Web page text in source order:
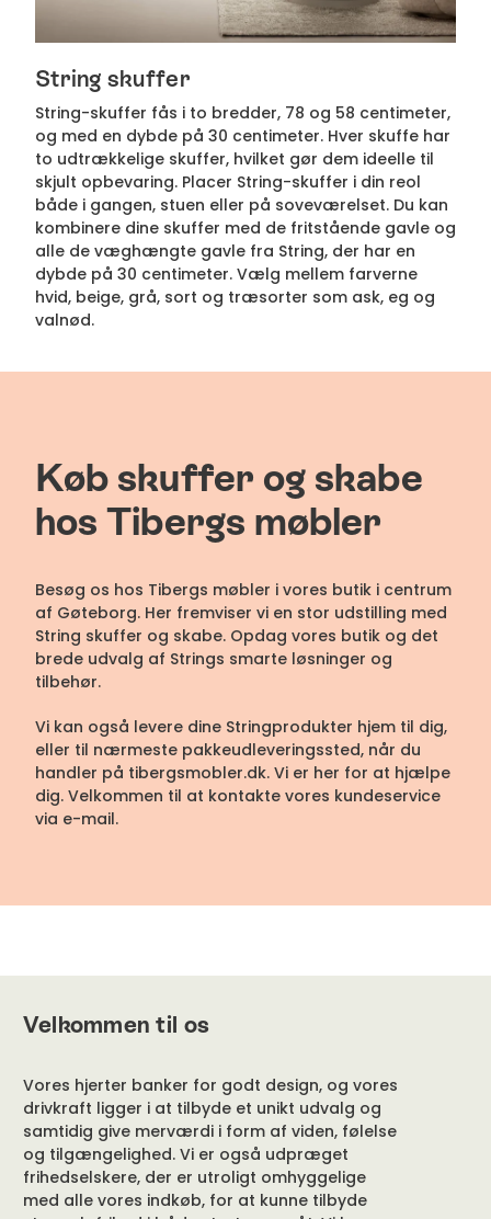
String skuffer
String-skuffer fås i to bredder, 78 og 58 centimeter,
og med en dybde på 30 centimeter. Hver skuffe har
to udtrækkelige skuffer, hvilket gør dem ideelle til
skjult opbevaring. Placer String-skuffer i din reol
både i gangen, stuen eller på soveværelset. Du kan
kombinere dine skuffer med de fritstående gavle og
alle de væghængte gavle fra String, der har en
dybde på 30 centimeter. Vælg mellem farverne
hvid, beige, grå, sort og træsorter som ask, eg og
valnød.
Køb skuffer og skabe
hos Tibergs møbler
Besøg os hos Tibergs møbler i vores butik i centrum
af Gøteborg. Her fremviser vi en stor udstilling med
String skuffer og skabe. Opdag vores butik og det
brede udvalg af Strings smarte løsninger og
tilbehør.
Vi kan også levere dine Stringprodukter hjem til dig,
eller til nærmeste pakkeudleveringssted, når du
handler på tibergsmobler.dk. Vi er her for at hjælpe
dig. Velkommen til at kontakte vores kundeservice
via e-mail.
Velkommen til os
Vores hjerter banker for godt design, og vores
drivkraft ligger i at tilbyde et unikt udvalg og
samtidig give merværdi i form af viden, følelse
og tilgængelighed. Vi er også udpræget
frihedselskere, der er utroligt omhyggelige
med alle vores indkøb, for at kunne tilbyde